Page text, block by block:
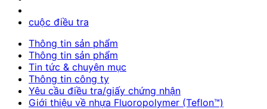
cuộc điều tra
Thông tin sản phẩm
Thông tin sản phẩm
Tin tức & chuyên mục
Thông tin công ty
Yêu cầu điều tra/giấy chứng nhận
Giới thiệu về nhựa Fluoropolymer (Teflon™)